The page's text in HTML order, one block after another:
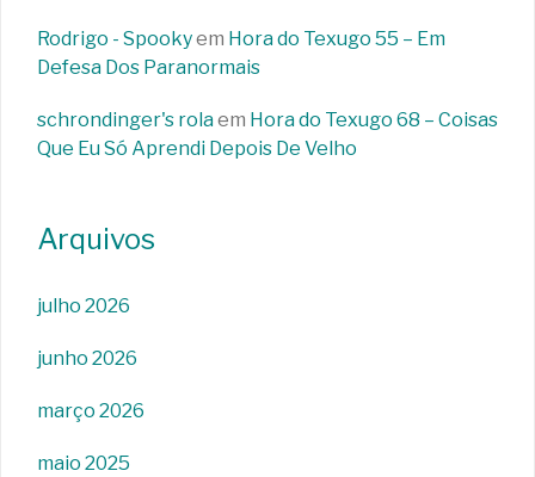
Rodrigo - Spookyem Hora do Texugo 55 – Em
Defesa Dos Paranormais
schrondinger's rolaem Hora do Texugo 68 – Coisas
Que Eu Só Aprendi Depois De Velho
Arquivos
julho 2026
junho 2026
março 2026
maio 2025